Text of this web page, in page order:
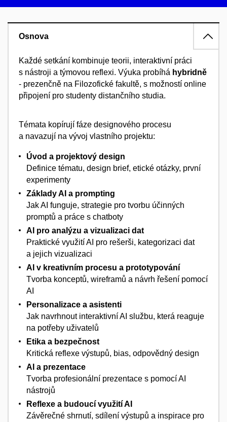
Osnova
Každé setkání kombinuje teorii, interaktivní práci
s nástroji a týmovou reflexi. Výuka probíhá hybridně
- prezenčně na Filozofické fakultě, s možností online
připojení pro studenty distančního studia.
Témata kopírují fáze designového procesu
a navazují na vývoj vlastního projektu:
Úvod a projektový design
Definice tématu, design brief, etické otázky, první
experimenty
Základy AI a prompting
Jak AI funguje, strategie pro tvorbu účinných
promptů a práce s chatboty
AI pro analýzu a vizualizaci dat
Praktické využití AI pro rešerši, kategorizaci dat
a jejich vizualizaci
AI v kreativním procesu a prototypování
Tvorba konceptů, wireframů a návrh řešení pomocí
AI
Personalizace a asistenti
Jak navrhnout interaktivní AI službu, která reaguje
na potřeby uživatelů
Etika a bezpečnost
Kritická reflexe výstupů, bias, odpovědný design
AI a prezentace
Tvorba profesionální prezentace s pomocí AI
nástrojů
Reflexe a budoucí využití AI
Závěrečné shrnutí, sdílení výstupů a inspirace pro